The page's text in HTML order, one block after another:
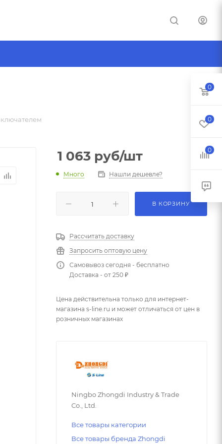
1 063 руб/шт
Много Нашли дешевле?
В КОРЗИНУ
Рассчитать доставку
Запросить оптовую цену
Самовывоз сегодня - бесплатно
Доставка - от 250 ₽
Цена действительна только для интернет-
магазина s-line.ru и может отличаться от цен в
розничных магазинах
Ningbo Zhongdi Industry & Trade
Co., Ltd.
Все товары категории
Все товары бренда Zhongdi
0
0
0